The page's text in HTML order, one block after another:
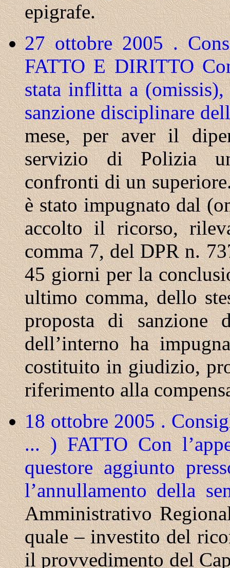
epigrafe.
27 ottobre 2005 .
FATTO E DIRITTO
stata inflitta a
sanzione disciplinare
mese, per aver il
servizio di Polizia
confronti di un
è stato impugnato dal
accolto il ricorso,
comma 7, del DPR n.
45 giorni per la
ultimo comma, dello
proposta di sanzione
dell’interno ha
costituito in giudizio,
riferimento alla
18 ottobre 2005 .
... ) FATTOCon
questore aggiunto
l’annullamento della
Amministrativo
quale – investito del
il provvedimento del